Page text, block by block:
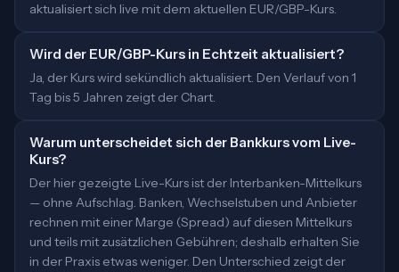
aktualisiert sich live mit dem aktuellen EUR/GBP-Kurs.
Wird der EUR/GBP-Kurs in Echtzeit aktualisiert?
Ja, der Kurs wird sekündlich aktualisiert. Den Verlauf von 1
Tag bis 5 Jahren zeigt der Chart.
Warum unterscheidet sich der Bankkurs vom Live-
Kurs?
Der hier gezeigte Live-Kurs ist der Interbanken-Mittelkurs
— ohne Aufschlag. Banken, Wechselstuben und Anbieter
rechnen mit einer Marge (Spread) auf diesen Mittelkurs
und teils mit zusätzlichen Gebühren; deshalb erhalten Sie
in der Praxis etwas weniger. Den Unterschied zeigt der